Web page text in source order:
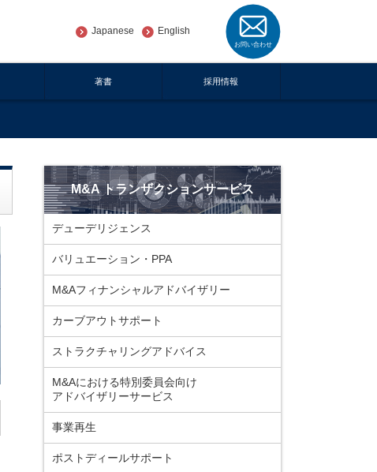
Japanese English
著書 採用情報
M&A トランザクションサービス
デューデリジェンス
バリュエーション・PPA
M&Aフィナンシャルアドバイザリー
カーブアウトサポート
ストラクチャリングアドバイス
M&Aにおける特別委員会向け
アドバイザリーサービス
事業再生
ポストディールサポート